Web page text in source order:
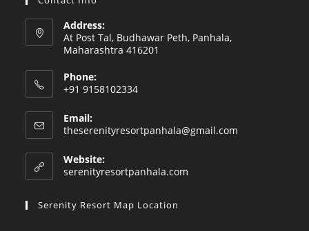
Address:
At Post Tal, Budhawar Peth, Panhala,
Maharashtra 416201
Phone:
+91 9158102334
Email:
theserenityresortpanhala@gmail.com
Website:
serenityresortpanhala.com
Serenity Resort Map Location